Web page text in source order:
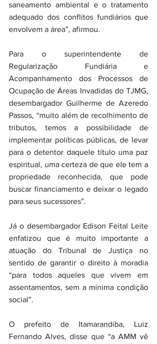
saneamento ambiental e o tratamento
adequado dos conflitos fundiários que
envolvem a área”, afirmou.
Para o superintendente de
Regularização Fundiária e
Acompanhamento dos Processos de
Ocupação de Áreas Invadidas do TJMG,
desembargador Guilherme de Azeredo
Passos, “muito além de recolhimento de
tributos, temos a possibilidade de
implementar políticas públicas, de levar
para o detentor daquele título uma paz
espiritual, uma certeza de que ele tem a
propriedade reconhecida, que pode
buscar financiamento e deixar o legado
para seus sucessores”.
Já o desembargador Edison Feital Leite
enfatizou que é muito importante a
atuação do Tribunal de Justiça no
sentido de garantir o direito à moradia
“para todos aqueles que vivem em
assentamentos, sem a mínima condição
social”.
O prefeito de Itamarandiba, Luiz
Fernando Alves, disse que “a AMM vê